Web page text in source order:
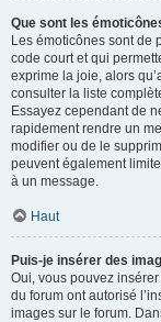
Que sont les
Les émoticônes sont de
code court et qui
exprime la joie, alors
consulter la liste
Essayez cependant de
rapidement rendre un
modifier ou de le
peuvent également
à un message.
Haut
Puis-je insérer des
Oui, vous pouvez
du forum ont autorisé
images sur le forum.